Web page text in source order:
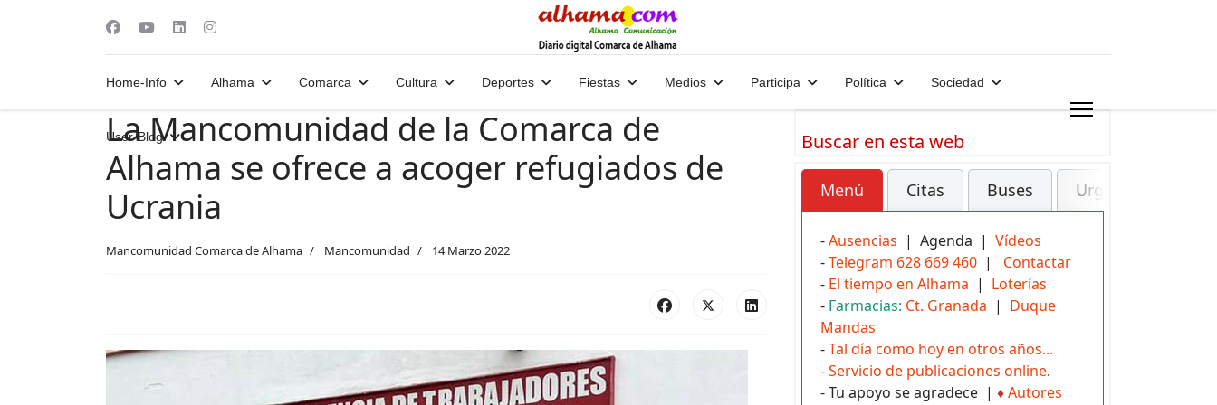
Home-Info Alhama Comarca Cultura Deportes Fiestas Medios Participa Política Sociedad
User-Blog
La Mancomunidad de la Comarca de
Alhama se ofrece a acoger refugiados de
Ucrania
Mancomunidad Comarca de Alhama Mancomunidad 14 Marzo 2022
Buscar en esta web
Menú Citas Buses Urgencias
-Ausencias | Agenda | Vídeos
-Telegram 628 669 460 | Contactar
- El tiempo en Alhama | Loterías
- Farmacias: Ct. Granada | Duque
Mandas
-Tal día como hoy en otros años...
-Servicio de publicaciones online.
- Tu apoyo se agradece | ♦Autores